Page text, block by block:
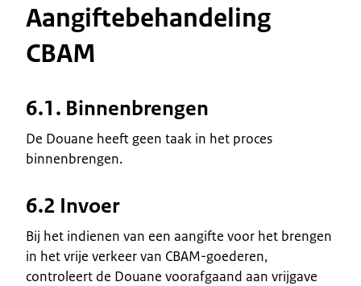
Aangiftebehandeling
CBAM
6.1. Binnenbrengen
De Douane heeft geen taak in het proces
binnenbrengen.
6.2 Invoer
Bij het indienen van een aangifte voor het brengen
in het vrije verkeer van CBAM-goederen,
controleert de Douane voorafgaand aan vrijgave